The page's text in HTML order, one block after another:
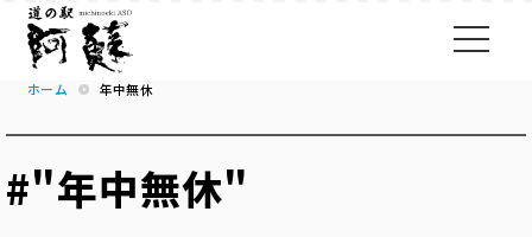
ホーム 年中無休
#"年中無休"